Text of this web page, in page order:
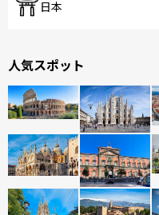
日本
人気スポット